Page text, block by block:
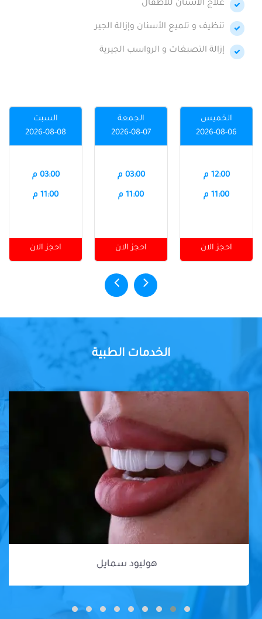
علاج الأسنان للأطفال
تنظيف و تلميع الأسنان وإزالة الجير
إزالة التصبغات و الرواسب الجيرية
الخميس
2026-08-06
12:00 م
11:00 م
احجز الان
الجمعة
2026-08-07
03:00 م
11:00 م
احجز الان
السبت
2026-08-08
03:00 م
11:00 م
احجز الان
الخدمات الطبية
هوليود سمايل